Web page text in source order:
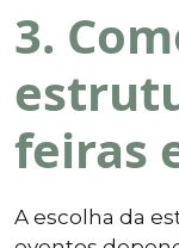
3.
feiras
A escolha da